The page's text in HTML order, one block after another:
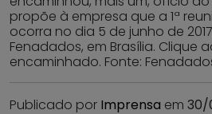
propõe à empresa que a 1ª
ocorra no dia 5 de junho de
Fenadados, em Brasília. Clique
encaminhado. Fonte:
Publicado por Imprensa em 30/